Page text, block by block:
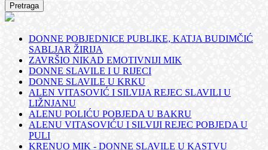
DONNE POBJEDNICE PUBLIKE, KATJA BUDIMČIĆ
SABLJAR ŽIRIJA
ZAVRŠIO NIKAD EMOTIVNIJI MIK
DONNE SLAVILE I U RIJECI
DONNE SLAVILE U KRKU
ALEN VITASOVIĆ I SILVIJA REJEC SLAVILI U
LIŽNJANU
ALENU POLIĆU POBJEDA U BAKRU
ALENU VITASOVIĆU I SILVIJI REJEC POBJEDA U
PULI
KRENUO MIK - DONNE SLAVILE U KASTVU